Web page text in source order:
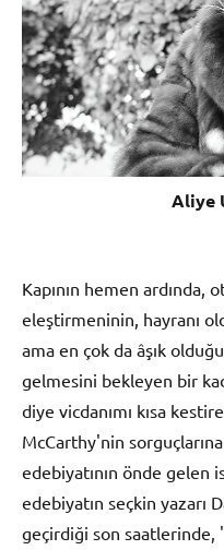
Aliye
Kapının hemen ardında,
eleştirmeninin, hayranı
ama en çok da âşık
gelmesini bekleyen bir
diye vicdanımı kısa
McCarthy'nin
edebiyatının önde gelen
edebiyatın seçkin yazarı
geçirdiği son saatlerinde,